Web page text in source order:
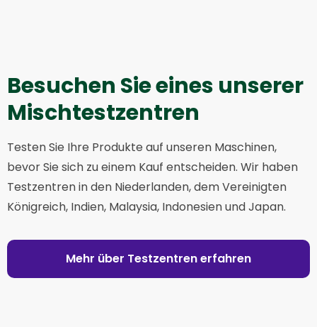
Besuchen Sie eines unserer
Mischtestzentren
Testen Sie Ihre Produkte auf unseren Maschinen,
bevor Sie sich zu einem Kauf entscheiden. Wir haben
Testzentren in den Niederlanden, dem Vereinigten
Königreich, Indien, Malaysia, Indonesien und Japan.
Mehr über Testzentren erfahren